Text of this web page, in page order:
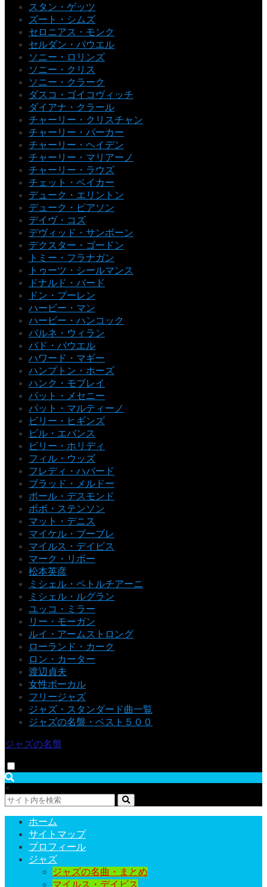
スタン・ゲッツ
ズート・シムズ
セロニアス・モンク
セルダン・パウエル
ソニー・ロリンズ
ソニー・クリス
ソニー・クラーク
ダスコ・ゴイコヴィッチ
ダイアナ・クラール
チャーリー・クリスチャン
チャーリー・パーカー
チャーリー・ヘイデン
チャーリー・マリアーノ
チャーリー・ラウズ
チェット・ベイカー
デューク・エリントン
デューク・ピアソン
デイヴ・コズ
デヴィッド・サンボーン
デクスター・ゴードン
トミー・フラナガン
トゥーツ・シールマンス
ドナルド・バード
ドン・プーレン
ハービー・マン
ハービー・ハンコック
バルネ・ウィラン
バド・パウエル
ハワード・マギー
ハンプトン・ホーズ
ハンク・モブレイ
パット・メセニー
パット・マルティーノ
ビリー・ヒギンズ
ビル・エバンス
ビリー・ホリディ
フィル・ウッズ
フレディ・ハバード
ブラッド・メルドー
ポール・デスモンド
ボボ・ステンソン
マット・デニス
マイケル・ブーブレ
マイルス・デイビス
マーク・リボー
松本英彦
ミシェル・ペトルチアーニ
ミシェル・ルグラン
ユッコ・ミラー
リー・モーガン
ルイ・アームストロング
ローランド・カーク
ロン・カーター
渡辺貞夫
女性ボーカル
フリージャズ
ジャズ・スタンダード曲一覧
ジャズの名盤・ベスト５００
ジャズの名盤
×
ホーム
サイトマップ
プロフィール
ジャズ
ジャズの名曲・まとめ
マイルス・デイビス